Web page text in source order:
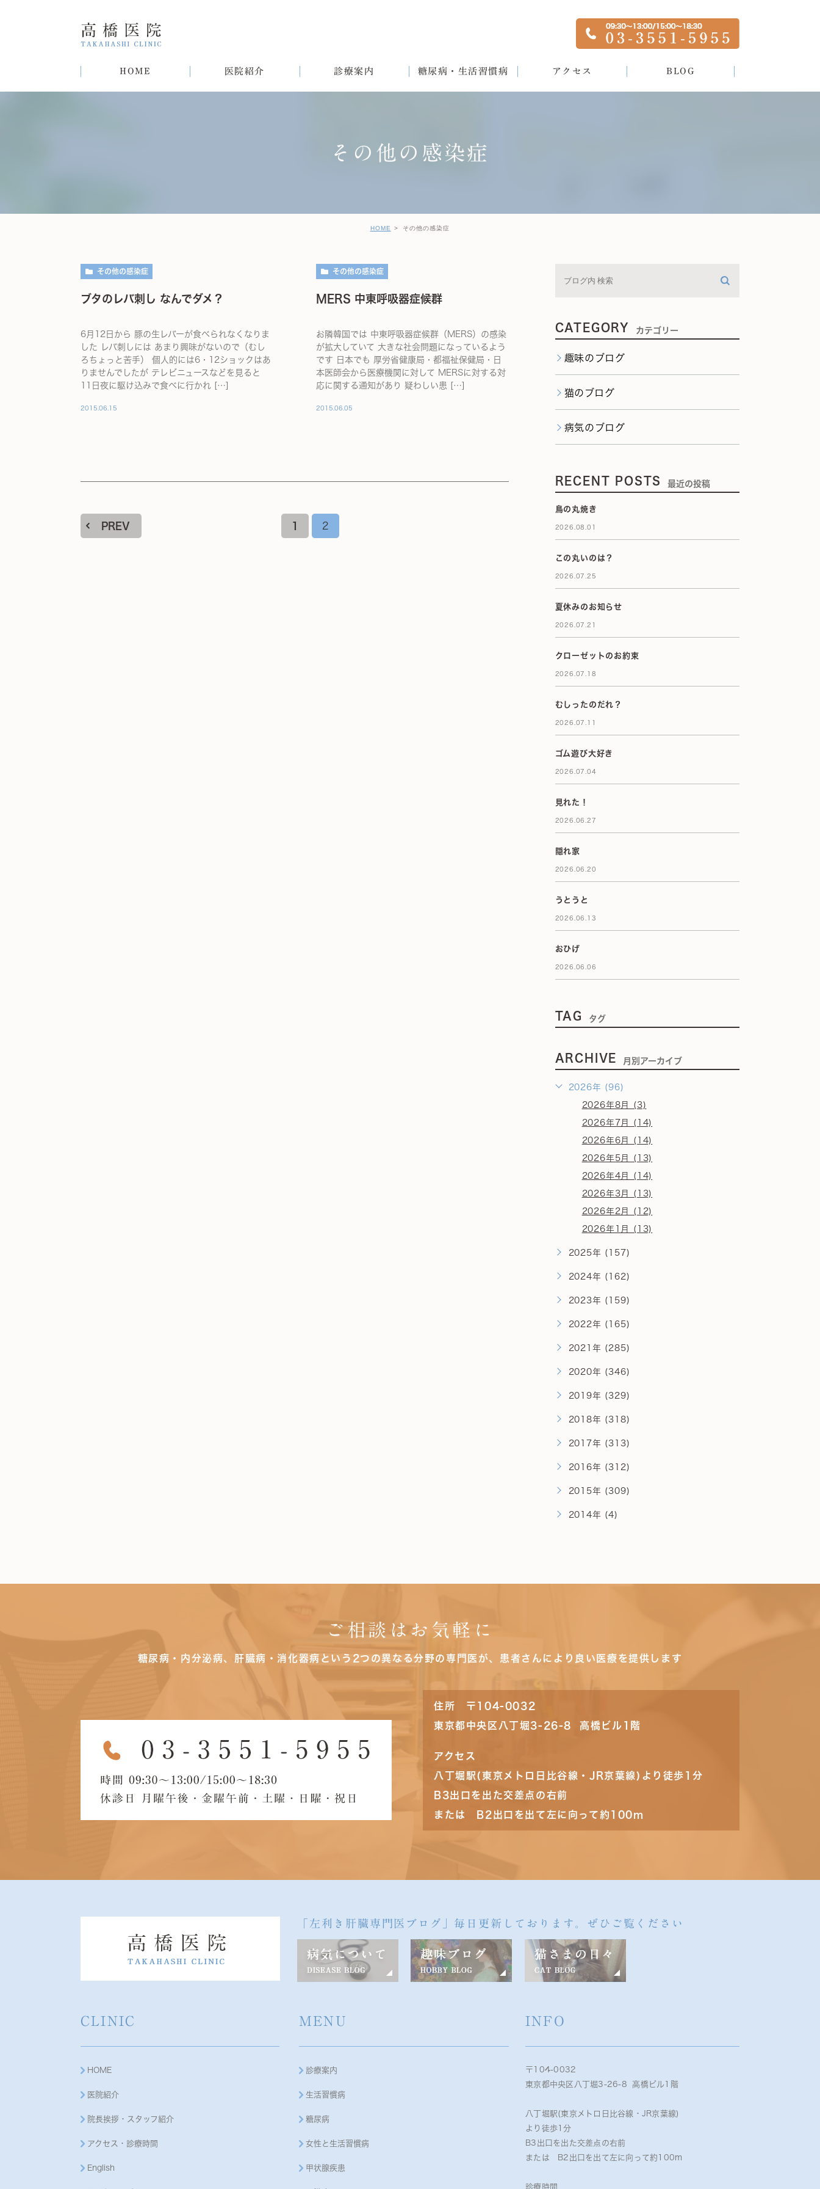
HOME 医院紹介 診療案内 糖尿病・生活習慣病
女性と生活習慣病 健診後の治療について
アクセス BLOG
その他の感染症
HOME その他の感染症
その他の感染症
ブタのレバ刺し なんでダメ？
6月12日から 豚の生レバーが食べられなくなりま
した レバ刺しには あまり興味がないので（むし
ろちょっと苦手） 個人的には6・12ショックはあ
りませんでしたが テレビニュースなどを見ると
11日夜に駆け込みで食べに行かれ […]
2015.06.15
その他の感染症
MERS 中東呼吸器症候群
お隣韓国では 中東呼吸器症候群（MERS）の感染
が拡大していて 大きな社会問題になっているよう
です 日本でも 厚労省健康局・都福祉保健局・日
本医師会から医療機関に対して MERSに対する対
応に関する通知があり 疑わしい患 […]
2015.06.05
PREV 1 2
CATEGORY カテゴリー
趣味のブログ
猫のブログ
病気のブログ
RECENT POSTS 最近の投稿
鳥の丸焼き
2026.08.01
この丸いのは？
2026.07.25
夏休みのお知らせ
2026.07.21
クローゼットのお約束
2026.07.18
むしったのだれ？
2026.07.11
ゴム遊び大好き
2026.07.04
見れた！
2026.06.27
隠れ家
2026.06.20
うとうと
2026.06.13
おひげ
2026.06.06
TAG タグ
ARCHIVE 月別アーカイブ
2026年 (96)
2026年8月 (3)
2026年7月 (14)
2026年6月 (14)
2026年5月 (13)
2026年4月 (14)
2026年3月 (13)
2026年2月 (12)
2026年1月 (13)
2025年 (157)
2024年 (162)
2023年 (159)
2022年 (165)
2021年 (285)
2020年 (346)
2019年 (329)
2018年 (318)
2017年 (313)
2016年 (312)
2015年 (309)
2014年 (4)
ご相談はお気軽に
糖尿病・内分泌病、肝臓病・消化器病という2つの異なる分野の専門医が、患者さんにより良い医療を提供します
住所 〒104-0032
東京都中央区八丁堀3-26-8 高橋ビル1階
アクセス
八丁堀駅(東京メトロ日比谷線・JR京葉線)より徒歩1分
B3出口を出た交差点の右前
または B2出口を出て左に向って約100m
「左利き肝臓専門医ブログ」毎日更新しております。ぜひご覧ください
CLINIC
HOME
医院紹介
院長挨拶・スタッフ紹介
アクセス・診療時間
English
MENU
診療案内
生活習慣病
糖尿病
女性と生活習慣病
甲状腺疾患
INFO
〒104-0032
東京都中央区八丁堀3-26-8 高橋ビル1階
八丁堀駅(東京メトロ日比谷線・JR京葉線)
より徒歩1分
B3出口を出た交差点の右前
または B2出口を出て左に向って約100m
診療時間